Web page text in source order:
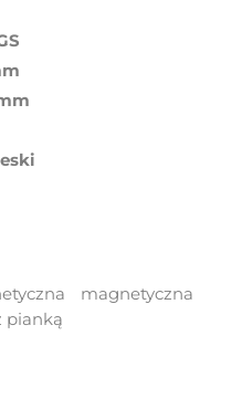
magnetyczna
pianką